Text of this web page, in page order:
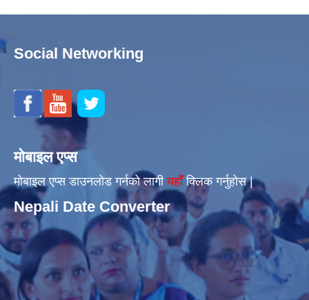
Social Networking
मोबाइल एप्स
मोबाइल एप्स डाउनलोड गर्नको लागीयहाँँक्लिक गर्नुहोस |
Nepali Date Converter